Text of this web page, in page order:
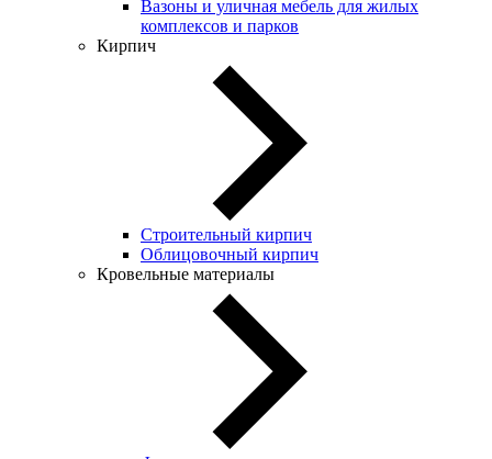
Вазоны и уличная мебель для жилых
комплексов и парков
Кирпич
Строительный кирпич
Облицовочный кирпич
Кровельные материалы